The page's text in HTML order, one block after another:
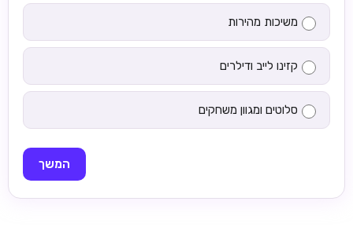
משיכות מהירות
קזינו לייב ודילרים
סלוטים ומגוון משחקים
המשך